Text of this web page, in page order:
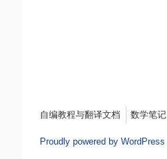
Menu
自编教程与翻译文档 数学笔记
Proudly powered by WordPress